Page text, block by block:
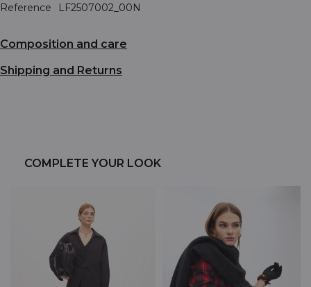
Reference
LF2507002_00N
Composition and care
Shipping and Returns
COMPLETE YOUR LOOK